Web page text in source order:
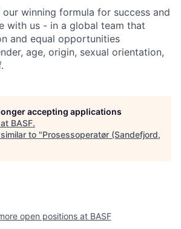
winning formula for success and
with us - in a global team that
and equal opportunities
age, origin, sexual orientation,
accepting applications
BASF.
to "Prosessoperatør (Sandefjord,
open positions at BASF